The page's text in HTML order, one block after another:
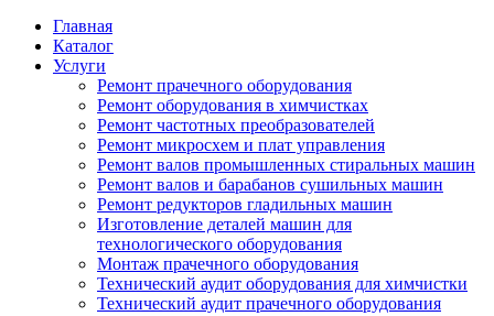
Главная
Каталог
Услуги
Ремонт прачечного оборудования
Ремонт оборудования в химчистках
Ремонт частотных преобразователей
Ремонт микросхем и плат управления
Ремонт валов промышленных стиральных машин
Ремонт валов и барабанов сушильных машин
Ремонт редукторов гладильных машин
Изготовление деталей машин для
технологического оборудования
Монтаж прачечного оборудования
Технический аудит оборудования для химчистки
Технический аудит прачечного оборудования